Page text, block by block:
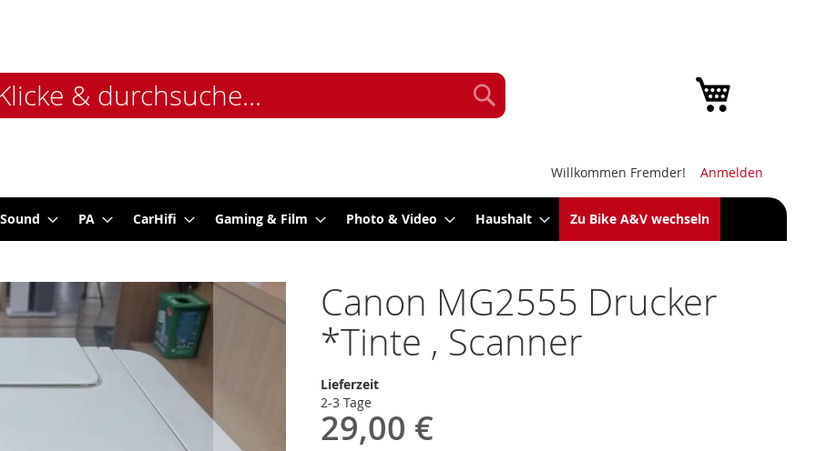
Willkommen Fremder! Anmelden
PA CarHifi Gaming & Film Photo & Video Haushalt Zu Bike A&V wechseln
Canon MG2555 Drucker
*Tinte , Scanner
Lieferzeit
2-3 Tage
29,00 €